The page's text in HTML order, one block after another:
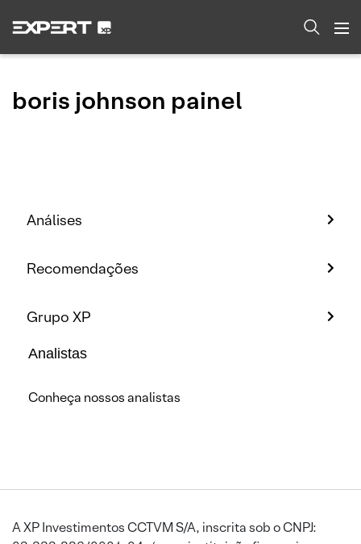
boris johnson painel
Análises
Recomendações
Grupo XP
Analistas
Conheça nossos analistas
A XP Investimentos CCTVM S/A, inscrita sob o CNPJ: